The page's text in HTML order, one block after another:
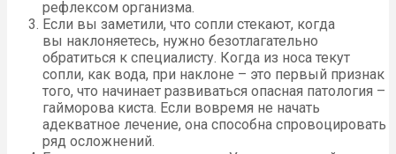
рефлексом организма.
Если вы заметили, что сопли стекают, когда
вы наклоняетесь, нужно безотлагательно
обратиться к специалисту. Когда из носа текут
сопли, как вода, при наклоне – это первый признак
того, что начинает развиваться опасная патология –
гайморова киста. Если вовремя не начать
адекватное лечение, она способна спровоцировать
ряд осложнений.